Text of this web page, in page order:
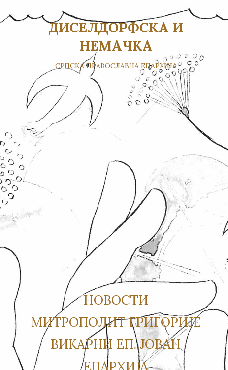
ДИСЕЛДОРФСКА И
НЕМАЧКА
СРПСКА ПРАВОСЛАВНА ЕПАРХИЈА
НОВОСТИ
МИТРОПОЛИТ ГРИГОРИЈЕ
ВИКАРНИ ЕП. ЈОВАН
ЕПАРХИЈА